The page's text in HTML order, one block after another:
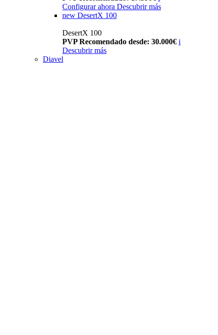
Configurar ahora Descubrir más
new DesertX 100
DesertX 100
PVP Recomendado desde: 30.000€ i
Descubrir más
Diavel